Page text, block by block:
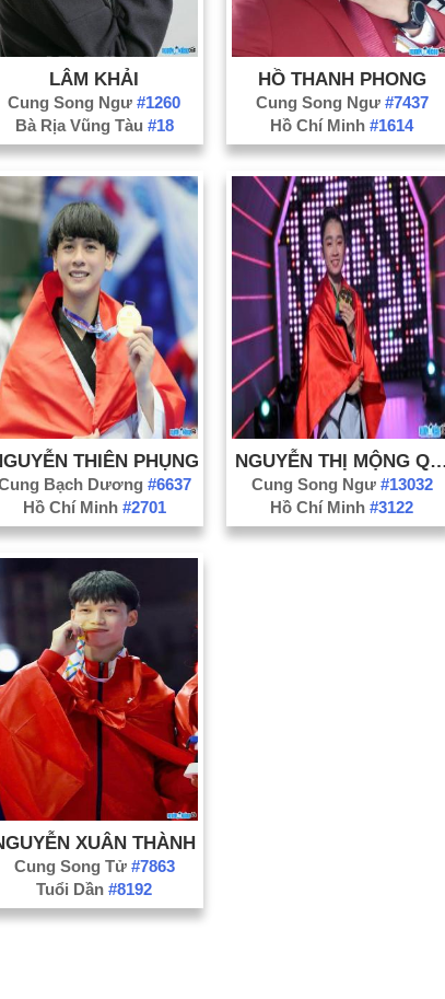
LÂM KHẢI
Cung Song Ngư#1260
Bà Rịa Vũng Tàu #18
HỒ THANH PHONG
Cung Song Ngư #7437
Hồ Chí Minh#1614
THIÊN PHỤNG
Bạch Dương #6637
Hồ Chí Minh #2701
NGUYỄN THỊ MỘNG QUỲNH
Cung Song Ngư #13032
Hồ Chí Minh#3122
XUÂN THÀNH
Cung Song Tử #7863
Tuổi Dần#8192